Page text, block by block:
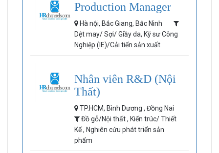
Production Manager
Hà nội, Bắc Giang, Bắc Ninh
Dệt may/ Sợi/ Giầy da, Kỹ sư Công
Nghiệp (IE)/Cải tiến sản xuất
Nhân viên R&D (Nội
Thất)
TP.HCM, Bình Dương , Đồng Nai
Đồ gỗ/Nội thất , Kiến trúc/ Thiết
Kế , Nghiên cứu phát triển sản
phẩm